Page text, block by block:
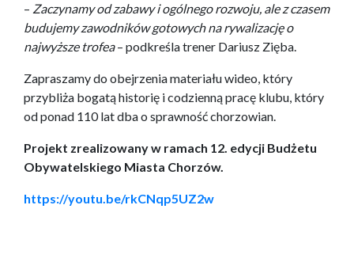
– Zaczynamy od zabawy i ogólnego rozwoju, ale z czasem
budujemy zawodników gotowych na rywalizację o
najwyższe trofea– podkreśla trener Dariusz Zięba.
Zapraszamy do obejrzenia materiału wideo, który
przybliża bogatą historię i codzienną pracę klubu, który
od ponad 110 lat dba o sprawność chorzowian.
Projekt zrealizowany w ramach 12. edycji Budżetu
Obywatelskiego Miasta Chorzów.
https://youtu.be/rkCNqp5UZ2w